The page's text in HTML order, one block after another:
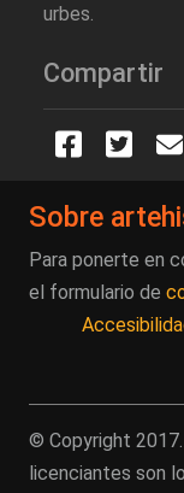
urbes.
Compartir
Sobre
Para ponerte en
el formulario de
© Copyright 2017.
licenciantes son